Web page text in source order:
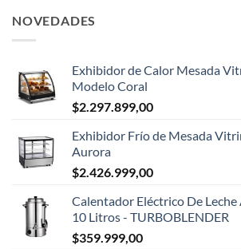
NOVEDADES
Exhibidor de Calor Mesada
Modelo Coral
$2.297.899,00
Exhibidor Frío de Mesada
Aurora
$2.426.999,00
Calentador Eléctrico De
10 Litros - TURBOBLENDER
$359.999,00